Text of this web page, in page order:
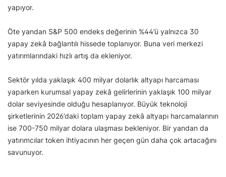
yapıyor.
Öte yandan S&P 500 endeks değerinin %44’ü yalnızca 30
yapay zekâ bağlantılı hissede toplanıyor. Buna veri merkezi
yatırımlarındaki hızlı artış da ekleniyor.
Sektör yılda yaklaşık 400 milyar dolarlık altyapı harcaması
yaparken kurumsal yapay zekâ gelirlerinin yaklaşık 100 milyar
dolar seviyesinde olduğu hesaplanıyor. Büyük teknoloji
şirketlerinin 2026’daki toplam yapay zekâ altyapı harcamalarının
ise 700-750 milyar dolara ulaşması bekleniyor. Bir yandan da
yatırımcılar token ihtiyacının her geçen gün daha çok artacağını
savunuyor.